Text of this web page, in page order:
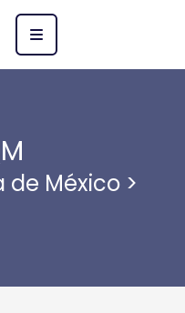
de México >